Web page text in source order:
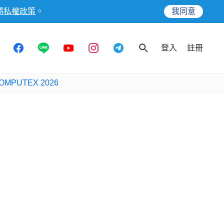
私權政策 。 我同意
登入 註冊
2026